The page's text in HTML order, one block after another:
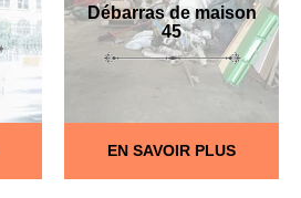
Débarras de maison
45
EN SAVOIR PLUS